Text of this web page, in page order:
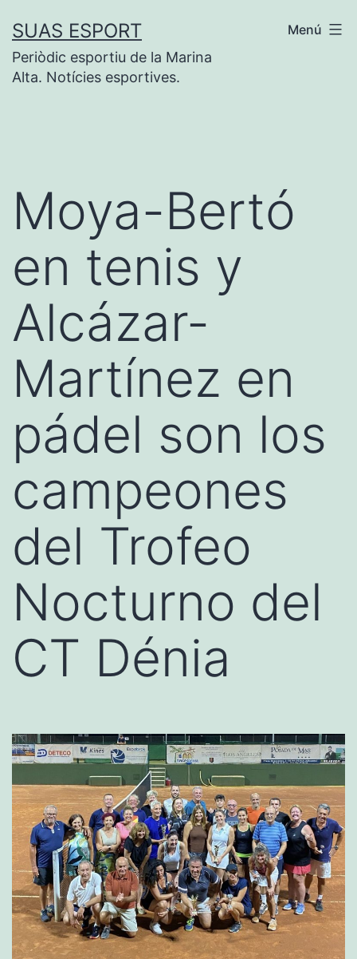
contenido
SUAS ESPORT
Periòdic esportiu de la Marina
Alta. Notícies esportives.
Menú
Moya-Bertó
en tenis y
Alcázar-
Martínez en
pádel son los
campeones
del Trofeo
Nocturno del
CT Dénia